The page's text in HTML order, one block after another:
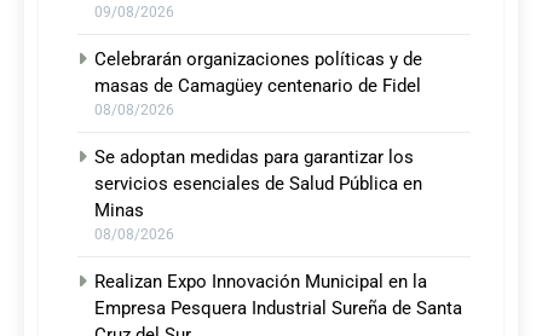
09/08/2026
Celebrarán organizaciones políticas y de
masas de Camagüey centenario de Fidel
08/08/2026
Se adoptan medidas para garantizar los
servicios esenciales de Salud Pública en
Minas
08/08/2026
Realizan Expo Innovación Municipal en la
Empresa Pesquera Industrial Sureña de Santa